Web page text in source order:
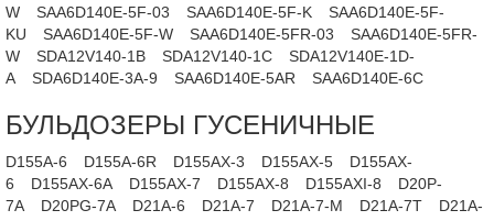
W
SAA6D140E-5F-03 SAA6D140E-5F-K
SAA6D140E-5F-
KU
SAA6D140E-5F-W SAA6D140E-5FR-03
SAA6D140E-5FR-
W
SDA12V140-1B SDA12V140-1C
SDA12V140E-1D-
A
SDA6D140E-3A-9 SAA6D140E-5AR SAA6D140E-6C
БУЛЬДОЗЕРЫ ГУСЕНИЧНЫЕ
D155A-6 D155A-6R D155AX-3 D155AX-5
D155AX-
6
D155AX-6A D155AX-7 D155AX-8 D155AXI-8
D20P-
7A
D20PG-7A D21A-6 D21A-7 D21A-7-M D21A-7T
D21A-